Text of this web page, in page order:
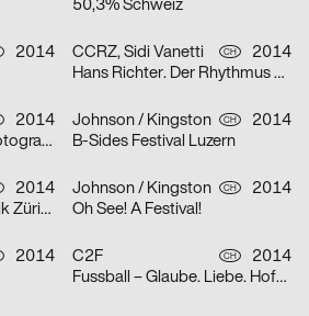
50,3% Schweiz
2014
CCRZ, Sidi Vanetti CH
2014
Hans Richter. Der Rhythmus der Avantgarde
2014
Zeitlos schön – Modefotografie von Man Ray bis Mario Testino
Johnson / Kingston CH
2014
B-Sides Festival Luzern
2014
Rockwoche Rote Fabrik Zürich
Johnson / Kingston CH
2014
Oh See! A Festival!
2014
C2F CH
2014
Fussball – Glaube. Liebe. Hoffnung.